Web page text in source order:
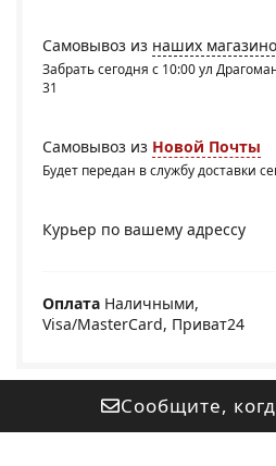
Самовывоз из наших
Забрать сегодня с 10:00 ул
31
Самовывоз из Новой Почты
Будет передан в службу доставки
Курьер по вашему адрессу
Оплата Наличными,
Visa/MasterCard, Приват24
Сообщите,